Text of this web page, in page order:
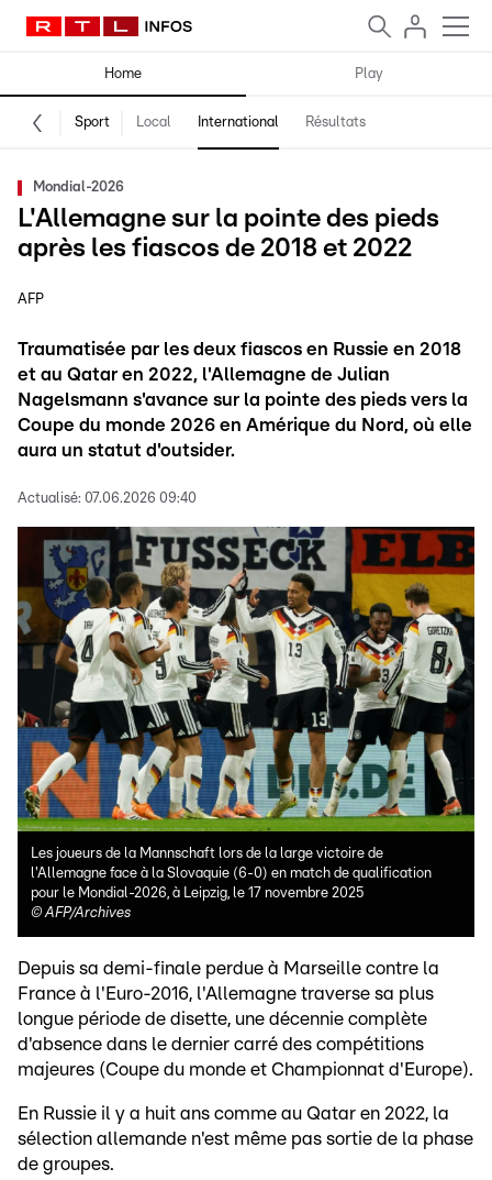
Home Play
Sport Local International Résultats
Mondial-2026
L'Allemagne sur la pointe des pieds
après les fiascos de 2018 et 2022
AFP
Traumatisée par les deux fiascos en Russie en 2018
et au Qatar en 2022, l'Allemagne de Julian
Nagelsmann s'avance sur la pointe des pieds vers la
Coupe du monde 2026 en Amérique du Nord, où elle
aura un statut d'outsider.
Actualisé: 07.06.2026 09:40
Les joueurs de la Mannschaft lors de la large victoire de
l'Allemagne face à la Slovaquie (6-0) en match de qualification
pour le Mondial-2026, à Leipzig, le 17 novembre 2025
©AFP/Archives
Depuis sa demi-finale perdue à Marseille contre la
France à l'Euro-2016, l'Allemagne traverse sa plus
longue période de disette, une décennie complète
d'absence dans le dernier carré des compétitions
majeures (Coupe du monde et Championnat d'Europe).
En Russie il y a huit ans comme au Qatar en 2022, la
sélection allemande n'est même pas sortie de la phase
de groupes.